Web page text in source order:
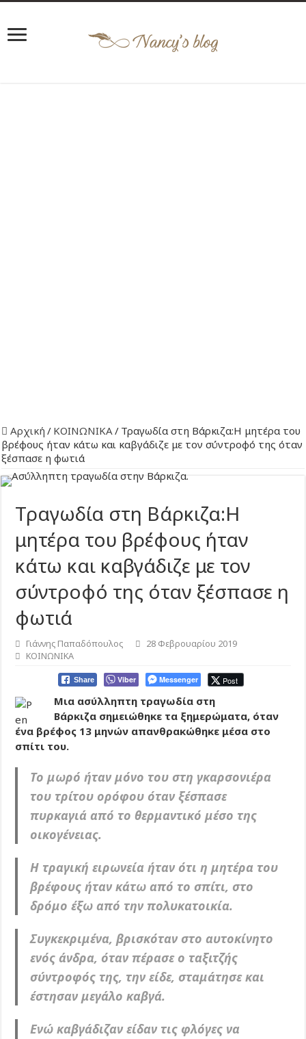
Αρχική / ΚΟΙΝΩΝΙΚΑ/ Τραγωδία στη Βάρκιζα:Η μητέρα του
βρέφους ήταν κάτω και καβγάδιζε με τον σύντροφό της όταν
ξέσπασε η φωτιά
Τραγωδία στη Βάρκιζα:Η
μητέρα του βρέφους ήταν
κάτω και καβγάδιζε με τον
σύντροφό της όταν ξέσπασε η
φωτιά
Γιάννης Παπαδόπουλος
28 Φεβρουαρίου 2019
ΚΟΙΝΩΝΙΚΑ
Share Viber Messenger Post
Μια ασύλληπτη τραγωδία στη
Βάρκιζα σημειώθηκε τα ξημερώματα, όταν
ένα βρέφος 13 μηνών απανθρακώθηκε μέσα στο
σπίτι του.
Το μωρό ήταν μόνο του στη γκαρσονιέρα
του τρίτου ορόφου όταν ξέσπασε
πυρκαγιά από το θερμαντικό μέσο της
οικογένειας.
Η τραγική ειρωνεία ήταν ότι η μητέρα του
βρέφους ήταν κάτω από το σπίτι, στο
δρόμο έξω από την πολυκατοικία.
Συγκεκριμένα, βρισκόταν στο αυτοκίνητο
ενός άνδρα, όταν πέρασε ο ταξιτζής
σύντροφός της, την είδε, σταμάτησε και
έστησαν μεγάλο καβγά.
Ενώ καβγάδιζαν είδαν τις φλόγες να